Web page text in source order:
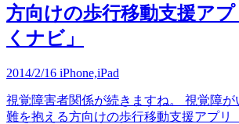
方向けの歩行移動支援ア
くナビ」
2014/2/16 iPhone,iPad
視覚障害者関係が続きますね。 視覚障が
難を抱える方向けの歩行移動支援アプリ